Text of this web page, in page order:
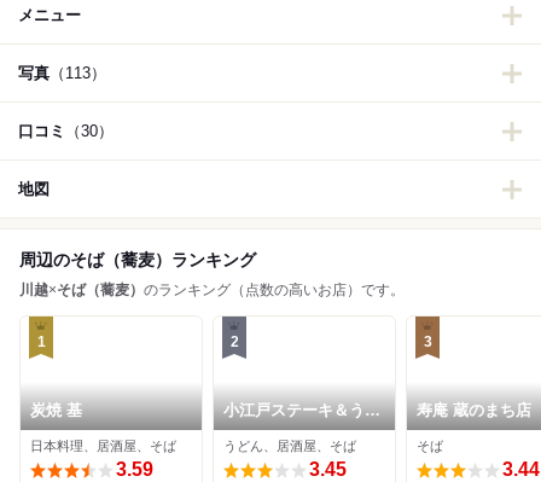
メニュー
写真 （113）
口コミ （30）
地図
周辺のそば（蕎麦）ランキング
川越×そば（蕎麦） のランキング（点数の高いお店）です。
1
炭焼 基
日本料理、居酒屋、そば
3.59
2
小江戸ステーキ＆うど
んビッグ
うどん、居酒屋、そば
3.45
3
寿庵 蔵のまち店
そば
3.44